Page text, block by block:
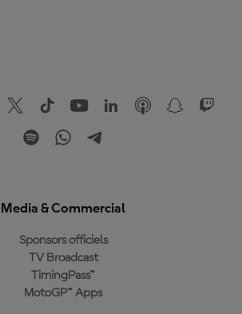
Media & Commercial
Sponsors officiels
TV Broadcast
TimingPass™
MotoGP™ Apps